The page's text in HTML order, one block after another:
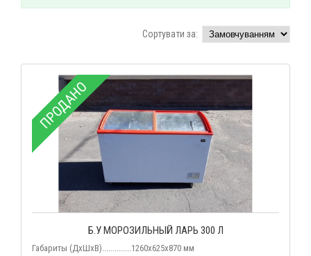
Сортувати за:
ПРОДАНО
Б.У МОРОЗИЛЬНЫЙ ЛАРЬ 300 Л
Габариты (ДхШхВ)..............1260х625х870 мм